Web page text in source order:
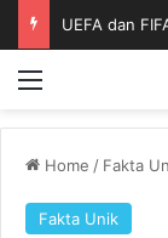
Home / Fakta
Fakta Unik